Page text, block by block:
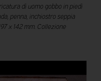
di uomo gobbo in piedi
penna, inchiostro seppia
x 142 mm. Collezione